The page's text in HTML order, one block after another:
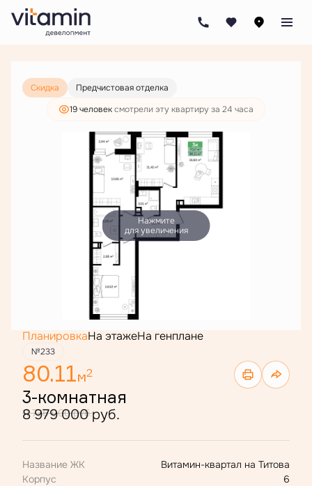
3-комнатная 11 736 000 руб.
8 979 000 руб.
Скидка
Предчистовая отделка
19 человексмотрели эту квартиру за 24 часа
Нажмите
для увеличения
ПланировкаНа этажеНа генплане
№233
80.11м2
3-комнатная
11 736 000 руб.
8 979 000 руб.
Название ЖК
Витамин-квартал на Титова
Корпус
6